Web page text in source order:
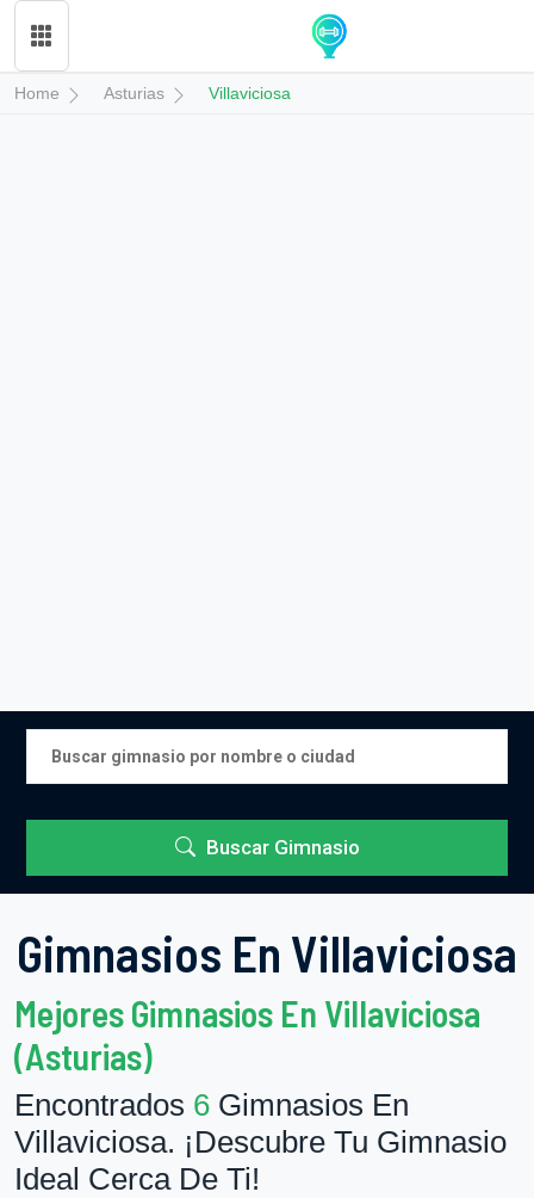
Home Asturias Villaviciosa
Buscar Gimnasio
Gimnasios En Villaviciosa
Mejores Gimnasios En Villaviciosa
(Asturias)
Encontrados 6 Gimnasios En
Villaviciosa. ¡Descubre Tu Gimnasio
Ideal Cerca De Ti!